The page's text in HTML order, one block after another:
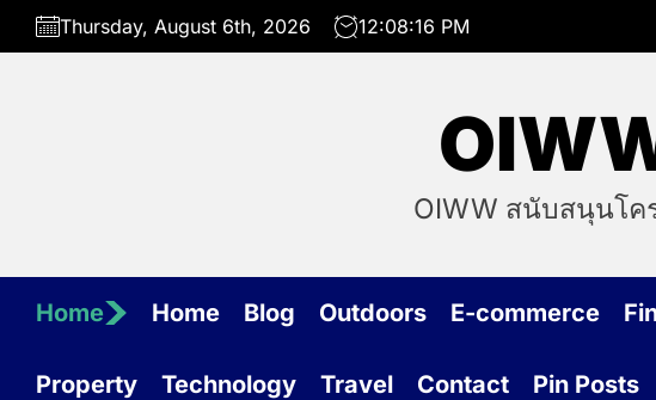
Skip
Thursday, August 6th, 2026 12:08:16 PM
OIWW สนับสนุนโค
Home Home Blog Outdoors E-commerce
Property Technology Travel Contact Pin Posts